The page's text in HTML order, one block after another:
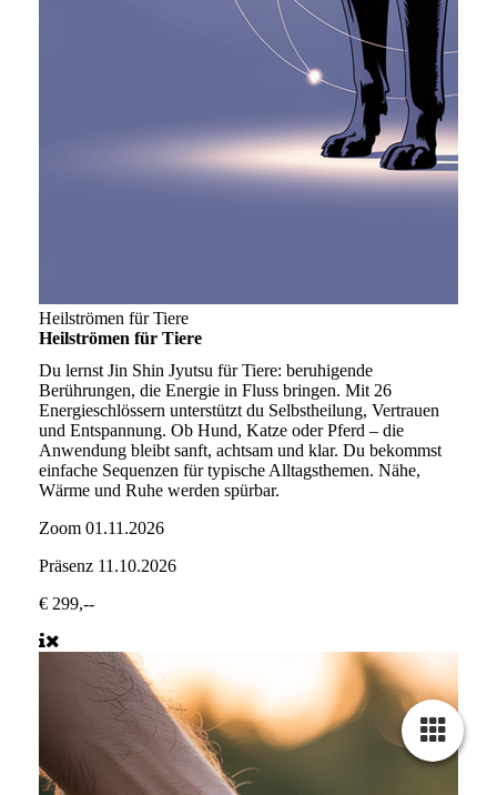
Heilströmen für Tiere
Heilströmen für Tiere
Du lernst Jin Shin Jyutsu für Tiere: beruhigende
Berührungen, die Energie in Fluss bringen. Mit 26
Energieschlössern unterstützt du Selbstheilung, Vertrauen
und Entspannung. Ob Hund, Katze oder Pferd – die
Anwendung bleibt sanft, achtsam und klar. Du bekommst
einfache Sequenzen für typische Alltagsthemen. Nähe,
Wärme und Ruhe werden spürbar.
Zoom 01.11.2026
Präsenz 11.10.2026
€ 299,--